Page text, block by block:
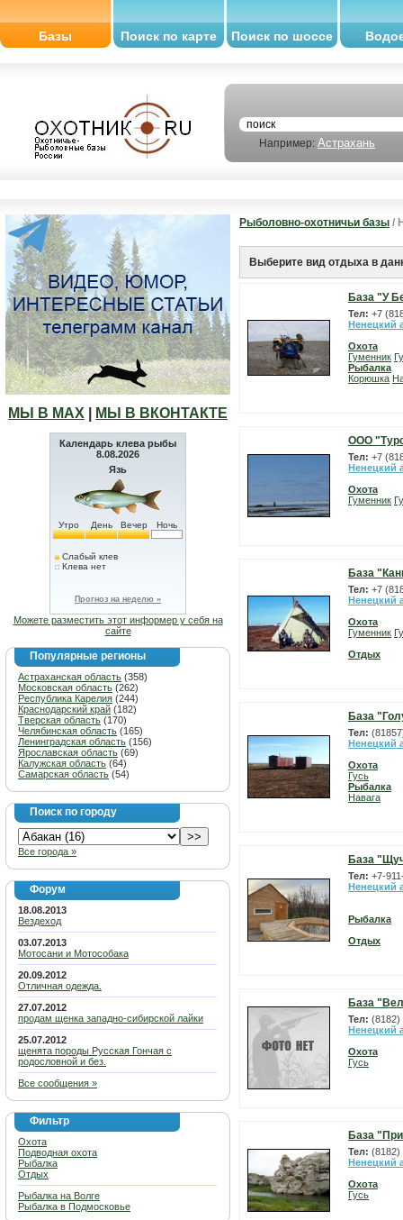
Базы Поиск по карте Поиск по шоссе
Например: Астрахань
МЫ В МАХ МЫ В ВКОНТАКТЕ
Календарь клева рыбы
8.08.2026
Язь
Утро День Вечер Ночь
Слабый клев
Клева нет
Прогноз на неделю »
Можете разместить этот информер у себя на
сайте
Популярные регионы
Астраханская область (358)
Московская область (262)
Республика Карелия (244)
Краснодарский край (182)
Тверская область (170)
Челябинская область (165)
Ленинградская область (156)
Ярославская область (69)
Калужская область (64)
Самарская область (54)
Поиск по городу
Все города »
Форум
18.08.2013
Вездеход
03.07.2013
Мотосани и Мотособака
20.09.2012
Отличная одежда.
27.07.2012
продам щенка западно-сибирской лайки
25.07.2012
щенята породы Русская Гончая с
родословной и без.
Все сообщения »
Фильтр
Охота
Подводная охота
Рыбалка
Отдых
Рыбалка на Волге
Рыбалка в Подмосковье
Рыболовно-охотничьи базы /
Выберите вид отдыха в
База "У
Тел: +7
Ненецкий
Охота
Гуменник
Рыбалка
Корюшка
ООО
Тел: +7
Ненецкий
Охота
Гуменник
База
Тел: +7
Ненецкий
Охота
Гуменник
Отдых
База
Тел:
Ненецкий
Охота
Гусь
Рыбалка
Навага
База
Тел: +7-
Ненецкий
Рыбалка
Отдых
База
Тел: (8182)
Ненецкий
Охота
Гусь
База
Тел: (8182)
Ненецкий
Охота
Гусь